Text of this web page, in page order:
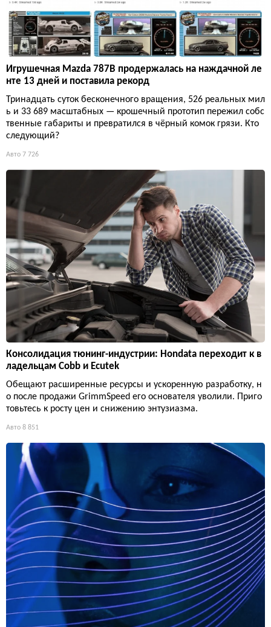
Игрушечная Mazda 787B продержалась на наждачной ле
нте 13 дней и поставила рекорд
Тринадцать суток бесконечного вращения, 526 реальных мил
ь и 33 689 масштабных — крошечный прототип пережил собс
твенные габариты и превратился в чёрный комок грязи. Кто
следующий?
Авто 7 726
Консолидация тюнинг-индустрии: Hondata переходит к в
ладельцам Cobb и Ecutek
Обещают расширенные ресурсы и ускоренную разработку, н
о после продажи GrimmSpeed его основателя уволили. Приго
товьтесь к росту цен и снижению энтузиазма.
Авто 8 851